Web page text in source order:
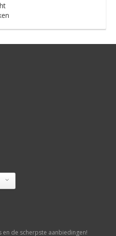
en de scherpste aanbiedingen!